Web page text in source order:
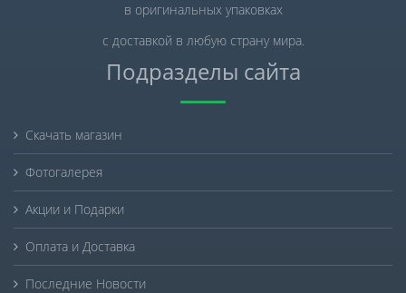
в оригинальных упаковках
с доставкой в любую страну мира.
Подразделы сайта
Скачать магазин
Фотогалерея
Акции и Подарки
Оплата и Доставка
Последние Новости